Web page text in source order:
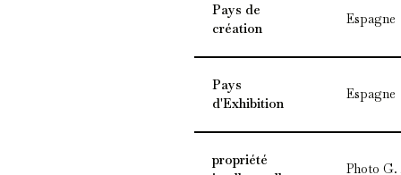
Pays de
création
Espagne
Pays
d'Exhibition
Espagne
propriété
Photo